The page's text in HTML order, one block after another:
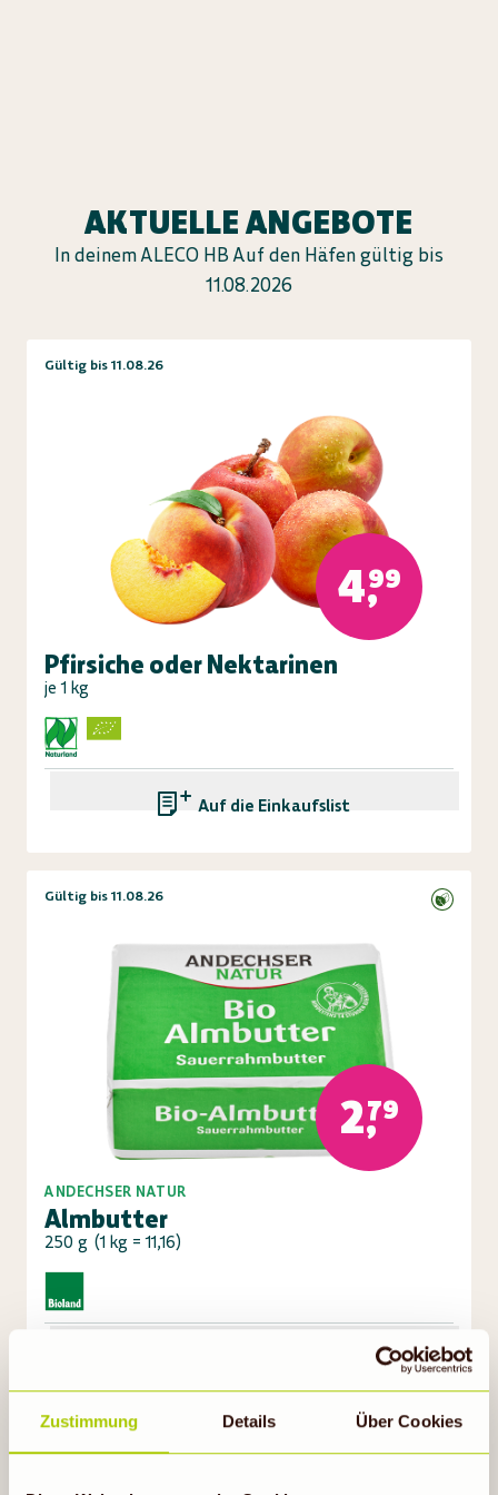
Zustimmung Details Über Cookies
AKTUELLE ANGEBOTE
In deinem ALECO HB Auf den Häfen gültig bis
11.08.2026
Gültig bis 11.08.26
4,99
Pfirsiche oder Nektarinen
je 1 kg
Auf die Einkaufsliste
Gültig bis 11.08.26
2,79
ANDECHSER NATUR
Almbutter
250 g (1 kg = 11,16)
Gültig bis 11.08.26